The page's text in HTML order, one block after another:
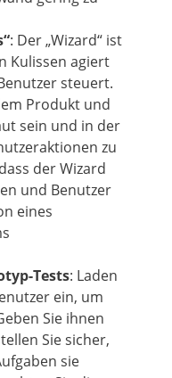
: Der „Wizard“ ist
Kulissen agiert
steuert.
Produkt und
sein und in der
zu
der Wizard
und Benutzer
eines
Tests: Laden
ein, um
Sie ihnen
Sie sicher,
sie